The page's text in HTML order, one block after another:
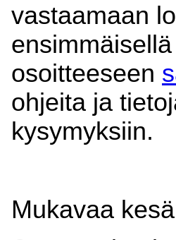
vastaamaan
osoitteeseen
ohjeita ja
kysymyksiin.
Mukavaa